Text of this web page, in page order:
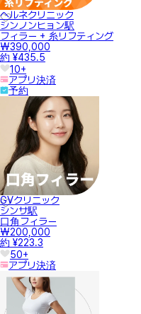
ヘルネクリニック
シンノンヒョン駅
フィラー + 糸リフティング
₩390,000
約 ¥435.5
10+
アプリ決済
予約
GVクリニック
シンサ駅
口角フィラー
₩200,000
約 ¥223.3
50+
アプリ決済